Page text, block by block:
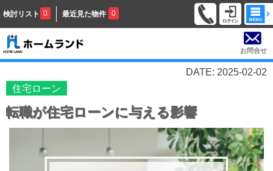
検討リスト 0 最近見た物件 0
お問合せ
DATE: 2025-02-02
住宅ローン
転職が住宅ローンに与える影響